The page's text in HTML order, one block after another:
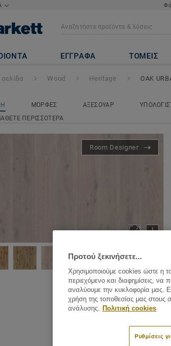
ΕΓΓΡΑΦΑ ΤΟΜΕΙΣ
- OAK URBAN
Wood Heritage OAK
ΜΟΡΦΕΣ ΑΞΕΣΟΥΑΡ
ΠΕΡΙΣΣΟΤΕΡΑ
Room Designer
Δείτε όλα τα σχέδια (7)
Προτού ξεκινήσετε...
Χρησιμοποιούμε cookies ώστε η
περιεχόμενο και διαφημίσεις, να
αναλύουμε την κυκλοφορία μας.
χρήση της τοποθεσίας μας στους
ανάλυσης. Πολιτική cookies
Ρυθμίσεις